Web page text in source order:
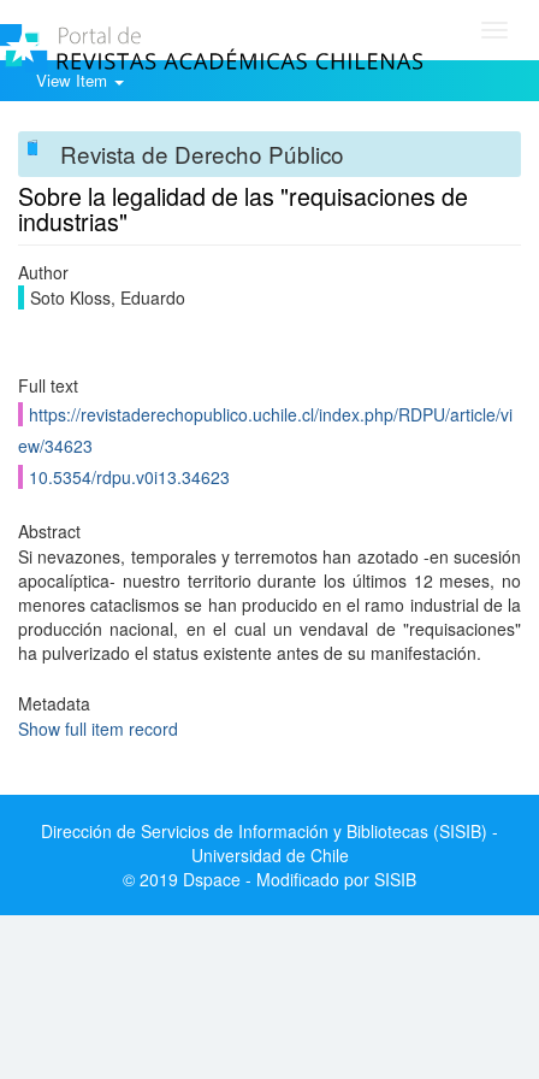
View Item
Revista de Derecho Público
Sobre la legalidad de las "requisaciones de
industrias"
Author
Soto Kloss, Eduardo
Full text
https://revistaderechopublico.uchile.cl/index.php/RDPU/article/vi
ew/34623
10.5354/rdpu.v0i13.34623
Abstract
Si nevazones, temporales y terremotos han azotado -en sucesión
apocalíptica- nuestro territorio durante los últimos 12 meses, no
menores cataclismos se han producido en el ramo industrial de la
producción nacional, en el cual un vendaval de "requisaciones"
ha pulverizado el status existente antes de su manifestación.
Metadata
Show full item record
Dirección de Servicios de Información y Bibliotecas (SISIB) -
Universidad de Chile
© 2019 Dspace - Modificado por SISIB